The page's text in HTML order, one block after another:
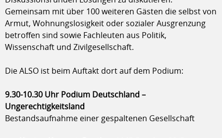
Gemeinsam mit über 100 weiteren Gästen die selbst von
Armut, Wohnungslosigkeit oder sozialer Ausgrenzung
betroffen sind sowie Fachleuten aus Politik,
Wissenschaft und Zivilgesellschaft.
Die ALSO ist beim Auftakt dort auf dem Podium:
9.30-10.30 Uhr Podium Deutschland –
Ungerechtigkeitsland
Bestandsaufnahme einer gespaltenen Gesellschaft